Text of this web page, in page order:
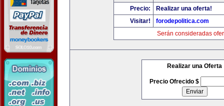
Precio:
Realizar una oferta!
Visitar!
forodepolitica.com
Serán consideradas
Realizar una Oferta
Precio Ofrecido $